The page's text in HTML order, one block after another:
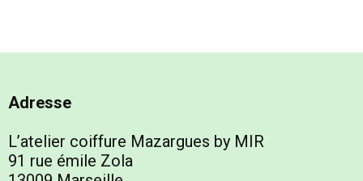
Adresse
L’atelier coiffure Mazargues by MIR
91 rue émile Zola